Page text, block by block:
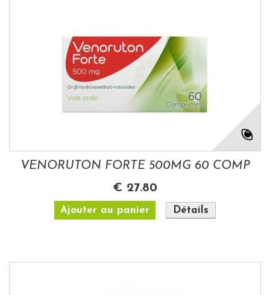
VENORUTON FORTE 500MG 60 COMP
€ 27.80
Ajouter au panier Détails